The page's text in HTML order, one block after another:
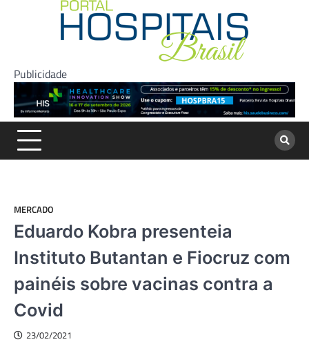
Publicidade
MERCADO
Eduardo Kobra presenteia
Instituto Butantan e Fiocruz com
painéis sobre vacinas contra a
Covid
23/02/2021